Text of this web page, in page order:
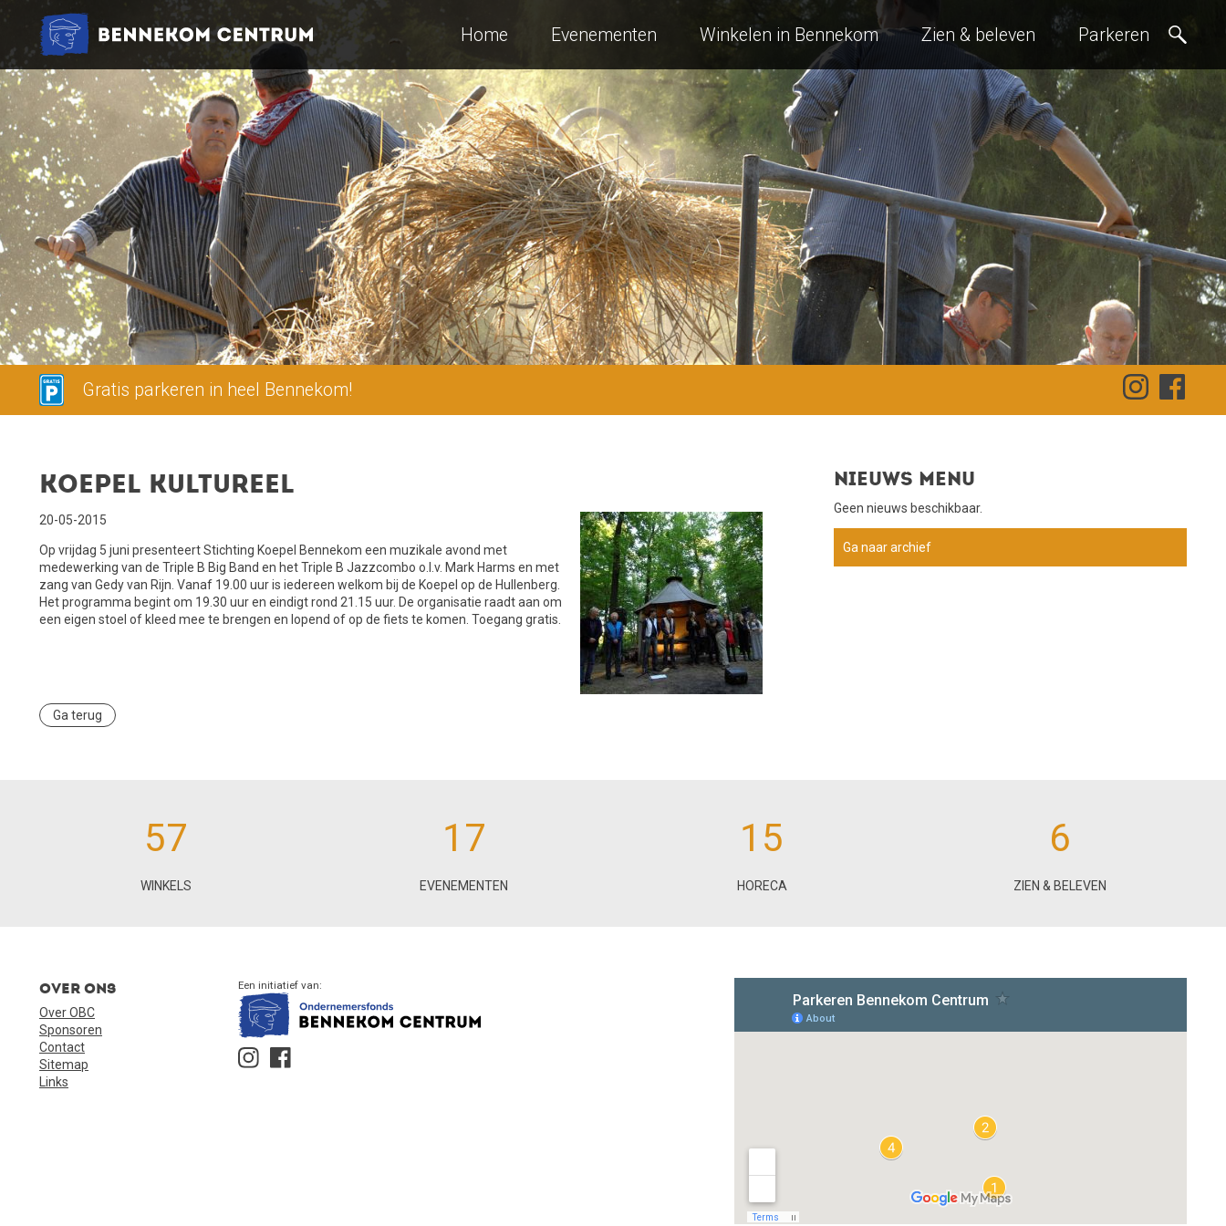
Home Evenementen Winkelen in Bennekom Zien & beleven Parkeren
Gratis parkeren in heel Bennekom!
Koepel Kultureel
20-05-2015
Op vrijdag 5 juni presenteert Stichting Koepel Bennekom een muzikale avond met
medewerking van de Triple B Big Band en het Triple B Jazzcombo o.l.v. Mark Harms en met
zang van Gedy van Rijn. Vanaf 19.00 uur is iedereen welkom bij de Koepel op de Hullenberg.
Het programma begint om 19.30 uur en eindigt rond 21.15 uur. De organisatie raadt aan om
een eigen stoel of kleed mee te brengen en lopend of op de fiets te komen. Toegang gratis.
Ga terug
Nieuws menu
Geen nieuws beschikbaar.
Ga naar archief
57
WINKELS
17
EVENEMENTEN
15
HORECA
6
ZIEN & BELEVEN
Over ons
Over OBC
Sponsoren
Contact
Sitemap
Links
Een initiatief van: